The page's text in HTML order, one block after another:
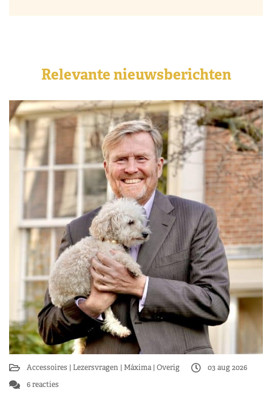
Relevante nieuwsberichten
Accessoires Lezersvragen Máxima Overig
03 aug 2026
6 reacties